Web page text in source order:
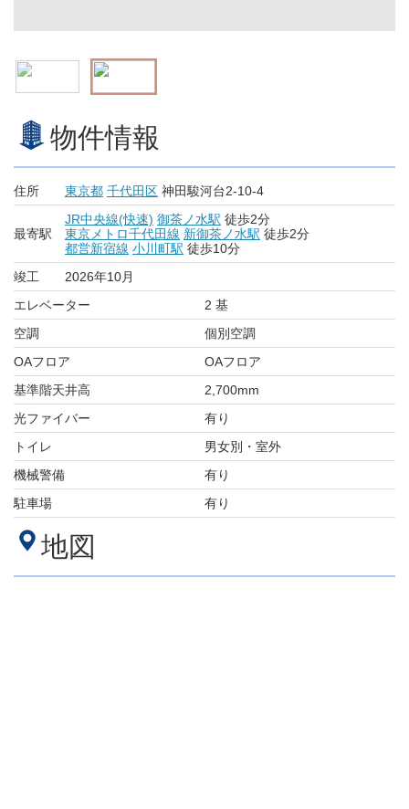
物件情報
住所 東京都 千代田区 神田駿河台2-10-4
最寄駅
JR中央線(快速) 御茶ノ水駅 徒歩2分
東京メトロ千代田線 新御茶ノ水駅 徒歩2分
都営新宿線 小川町駅 徒歩10分
竣工
2026年10月
エレベーター
2 基
空調
個別空調
OAフロア
OAフロア
基準階天井高
2,700mm
光ファイバー
有り
トイレ
男女別・室外
機械警備
有り
駐車場
有り
地図